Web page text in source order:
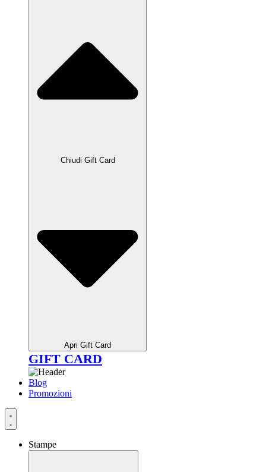
Chiudi Gift Card
Apri Gift Card
GIFT CARD
Blog
Promozioni
Stampe